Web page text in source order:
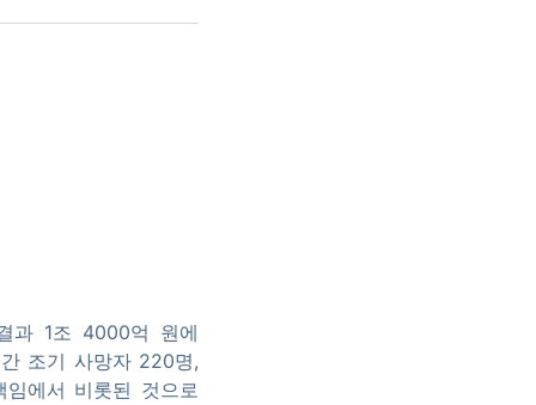
과 1조 4000억 원에
조기 사망자 220명,
에서 비롯된 것으로